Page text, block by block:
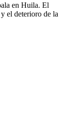
en Huila. El
el deterioro de la